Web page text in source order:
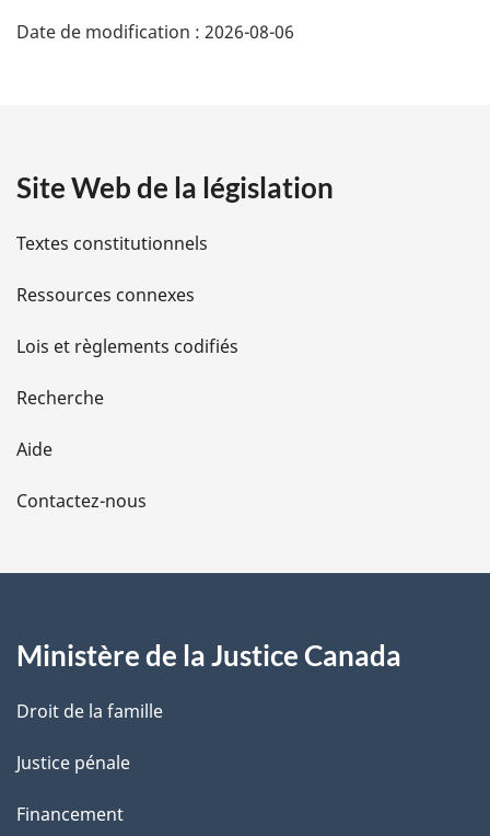
é
i
l
s
d
e
l
a
e
Date de modification : 2026-08-06
Site Web de la législation
Textes constitutionnels
Ressources connexes
Lois et règlements codifiés
Recherche
Aide
Contactez-nous
Ministère de la Justice Canada
Droit de la famille
Justice pénale
Financement